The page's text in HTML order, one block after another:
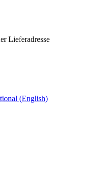
Lieferadresse
(English)